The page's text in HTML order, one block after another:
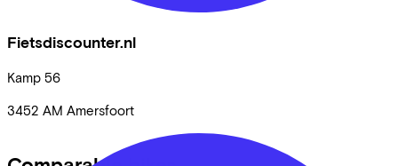
Fietsdiscounter.nl
Kamp 56
3452 AM Amersfoort